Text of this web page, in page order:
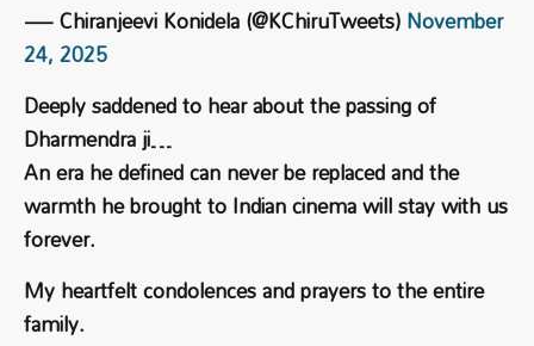
— Chiranjeevi Konidela (@KChiruTweets)November
24, 2025
Deeply saddened to hear about the passing of
Dharmendra ji…
An era he defined can never be replaced and the
warmth he brought to Indian cinema will stay with us
forever.
My heartfelt condolences and prayers to the entire
family.